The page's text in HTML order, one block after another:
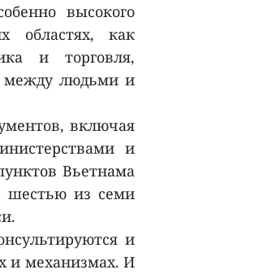
высокого
областях, как
и торговля,
между людьми и
включая
и
Вьетнама
шестью из семи
и
и механизмах. И